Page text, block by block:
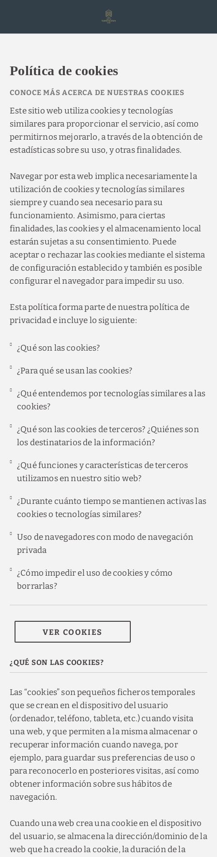
Política de cookies
CONOCE MÁS ACERCA DE NUESTRAS COOKIES
Este sitio web utiliza cookies y tecnologías
similares para proporcionar el servicio, así como
permitirnos mejorarlo, a través de la obtención de
estadísticas sobre su uso, y otras finalidades.
Navegar por esta web implica necesariamente la
utilización de cookies y tecnologías similares
siempre y cuando sea necesario para su
funcionamiento. Asimismo, para ciertas
finalidades, las cookies y el almacenamiento local
estarán sujetas a su consentimiento. Puede
aceptar o rechazar las cookies mediante el sistema
de configuración establecido y también es posible
configurar el navegador para impedir su uso.
Esta política forma parte de nuestra política de
privacidad e incluye lo siguiente:
¿Qué son las cookies?
¿Para qué se usan las cookies?
¿Qué entendemos por tecnologías similares a las
cookies?
¿Qué son las cookies de terceros? ¿Quiénes son
los destinatarios de la información?
¿Qué funciones y características de terceros
utilizamos en nuestro sitio web?
¿Durante cuánto tiempo se mantienen activas las
cookies o tecnologías similares?
Uso de navegadores con modo de navegación
privada
¿Cómo impedir el uso de cookies y cómo
borrarlas?
VER COOKIES
¿QUÉ SON LAS COOKIES?
Las “cookies” son pequeños ficheros temporales
que se crean en el dispositivo del usuario
(ordenador, teléfono, tableta, etc.) cuando visita
una web, y que permiten a la misma almacenar o
recuperar información cuando navega, por
ejemplo, para guardar sus preferencias de uso o
para reconocerlo en posteriores visitas, así como
obtener información sobre sus hábitos de
navegación.
Cuando una web crea una cookie en el dispositivo
del usuario, se almacena la dirección/dominio de la
web que ha creado la cookie, la duración de la